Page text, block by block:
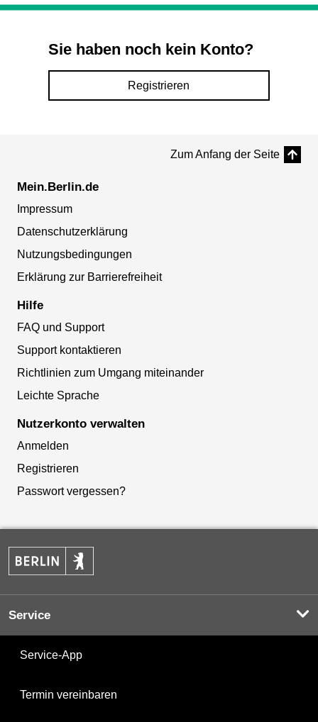
Sie haben noch kein Konto?
Registrieren
Zum Anfang der Seite
Mein.Berlin.de
Impressum
Datenschutzerklärung
Nutzungsbedingungen
Erklärung zur Barrierefreiheit
Hilfe
FAQ und Support
Support kontaktieren
Richtlinien zum Umgang miteinander
Leichte Sprache
Nutzerkonto verwalten
Anmelden
Registrieren
Passwort vergessen?
Service
Service-App
Termin vereinbaren